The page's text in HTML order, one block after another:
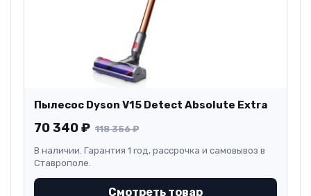
Пылесос Dyson V15 Detect Absolute Extra
70 340₽ 118 356₽
В наличии. Гарантия 1 год, рассрочка и самовывоз в
Ставрополе.
Смотреть товар